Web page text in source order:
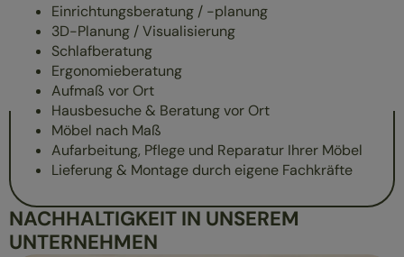
Einrichtungsberatung / -planung
3D-Planung / Visualisierung
Schlafberatung
Ergonomieberatung
Aufmaß vor Ort
Hausbesuche & Beratung vor Ort
Möbel nach Maß
Aufarbeitung, Pflege und Reparatur Ihrer Möbel
Lieferung & Montage durch eigene Fachkräfte
NACHHALTIGKEIT IN UNSEREM
UNTERNEHMEN